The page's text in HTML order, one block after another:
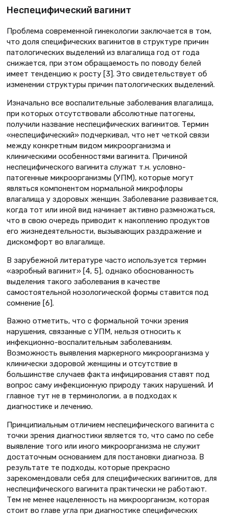
Неспецифический вагинит
Проблема современной гинекологии заключается в том,
что доля специфических вагинитов в структуре причин
патологических выделений из влагалища год от года
снижается, при этом обращаемость по поводу белей
имеет тенденцию к росту [3]. Это свидетельствует об
изменении структуры причин патологических выделений.
Изначально все воспалительные заболевания влагалища,
при которых отсутствовали абсолютные патогены,
получили название неспецифических вагинитов. Термин
«неспецифический» подчеркивал, что нет четкой связи
между конкретным видом микроорганизма и
клиническими особенностями вагинита. Причиной
неспецифического вагинита служат т.н. условно-
патогенные микроорганизмы (УПМ), которые могут
являться компонентом нормальной микрофлоры
влагалища у здоровых женщин. Заболевание развивается,
когда тот или иной вид начинает активно размножаться,
что в свою очередь приводит к накоплению продуктов
его жизнедеятельности, вызывающих раздражение и
дискомфорт во влагалище.
В зарубежной литературе часто используется термин
«аэробный вагинит» [4, 5], однако обоснованность
выделения такого заболевания в качестве
самостоятельной нозологической формы ставится под
сомнение [6].
Важно отметить, что с формальной точки зрения
нарушения, связанные с УПМ, нельзя относить к
инфекционно-воспалительным заболеваниям.
Возможность выявления маркерного микроорганизма у
клинически здоровой женщины и отсутствие в
большинстве случаев факта инфицирования ставят под
вопрос саму инфекционную природу таких нарушений. И
главное тут не в терминологии, а в подходах к
диагностике и лечению.
Принципиальным отличием неспецифического вагинита с
точки зрения диагностики является то, что само по себе
выявление того или иного микроорганизма не служит
достаточным основанием для постановки диагноза. В
результате те подходы, которые прекрасно
зарекомендовали себя для специфических вагинитов, для
неспецифического вагинита практически не работают.
Тем не менее нацеленность на микроорганизм, которая
стоит во главе угла при диагностике специфических